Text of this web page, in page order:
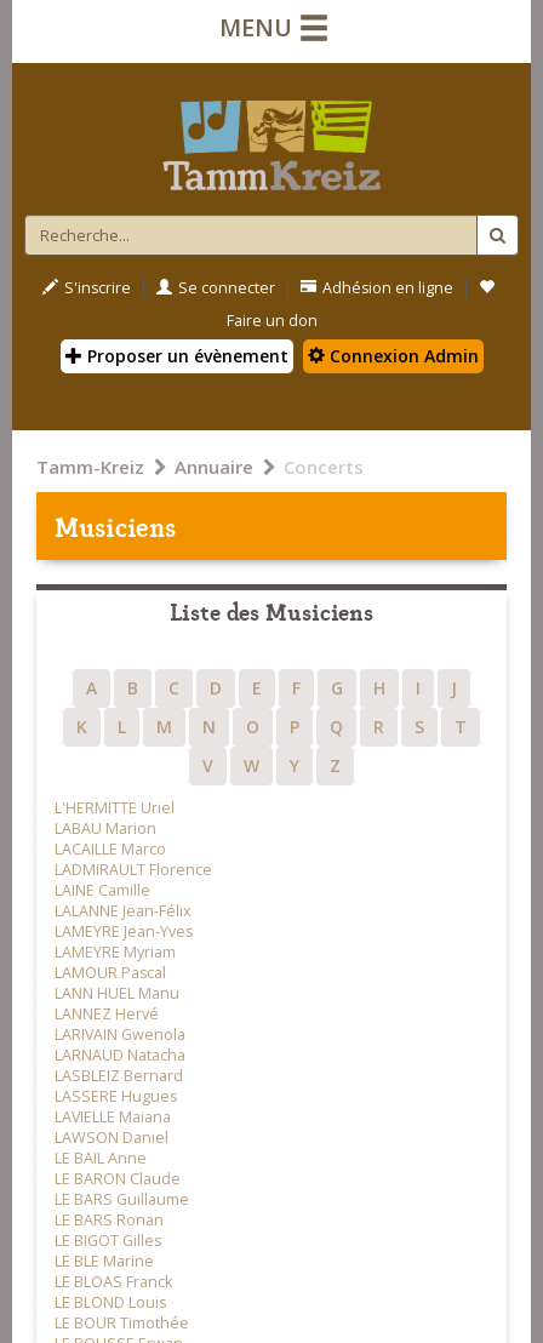
MENU
S'inscrire | Se connecter | Adhésion en ligne |
Faire un don
Proposer un évènement Connexion Admin
Tamm-Kreiz Annuaire Concerts
Musiciens
Liste des Musiciens
A B C D E F G H I
J
K
L M N O P Q R S
T
V
W Y Z
L'HERMITTE Uriel
LABAU Marion
LACAILLE Marco
LADMIRAULT Florence
LAINE Camille
LALANNE Jean-Félix
LAMEYRE Jean-Yves
LAMEYRE Myriam
LAMOUR Pascal
LANN HUEL Manu
LANNEZ Hervé
LARIVAIN Gwenola
LARNAUD Natacha
LASBLEIZ Bernard
LASSERE Hugues
LAVIELLE Maiana
LAWSON Daniel
LE BAIL Anne
LE BARON Claude
LE BARS Guillaume
LE BARS Ronan
LE BIGOT Gilles
LE BLE Marine
LE BLOAS Franck
LE BLOND Louis
LE BOUR Timothée